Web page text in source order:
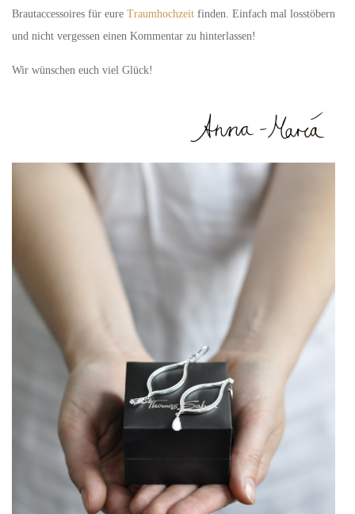
Brautaccessoires für eure Traumhochzeit finden. Einfach mal losstöbern
und nicht vergessen einen Kommentar zu hinterlassen!
Wir wünschen euch viel Glück!